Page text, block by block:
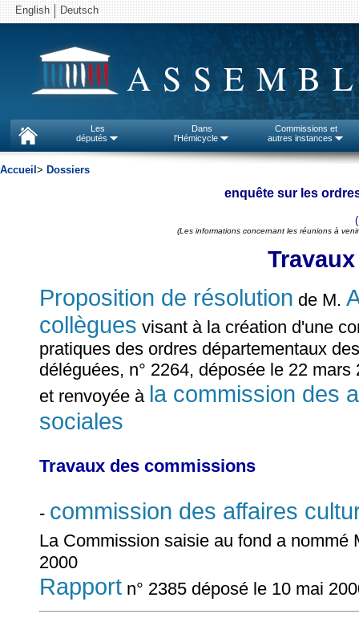
English Deutsch
Les
députés
Dans
l'Hémicycle
Commissions et
autres instances
Accueil > Dossiers
enquête sur les
(Les informations concernant les réunions à
Proposition de résolution de M.
collègues visant à la création d'une
pratiques des ordres départementaux
déléguées, n° 2264, déposée le 22 mars
et renvoyée à la commission des
sociales
Travaux des commissions
- commission des affaires
La Commission saisie au fond a nommé
2000
Rapport n° 2385 déposé le 10 mai